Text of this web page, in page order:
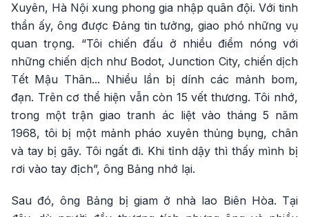
Xuyên, Hà Nội xung phong gia nhập quân đội. Với tinh
thần ấy, ông được Đảng tin tưởng, giao phó những vụ
quan trọng. “Tôi chiến đấu ở nhiều điểm nóng với
những chiến dịch như Bodot, Junction City, chiến dịch
Tết Mậu Thân... Nhiều lần bị dính các mảnh bom,
đạn. Trên cơ thể hiện vẫn còn 15 vết thương. Tôi nhớ,
trong một trận giao tranh ác liệt vào tháng 5 năm
1968, tôi bị một mảnh pháo xuyên thủng bụng, chân
và tay bị gãy. Tôi ngất đi. Khi tỉnh dậy thì thấy mình bị
rơi vào tay địch”, ông Bảng nhớ lại.
Sau đó, ông Bảng bị giam ở nhà lao Biên Hòa. Tại